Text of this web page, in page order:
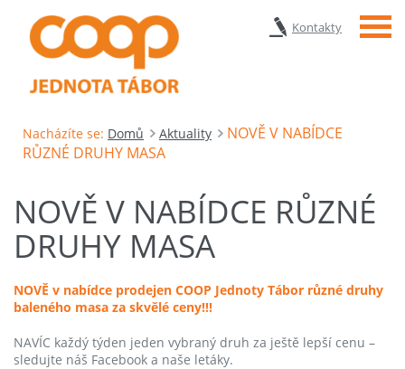
Kontakty Menu
Nacházíte se: Domů Aktuality
NOVĚ V NABÍDCE
RŮZNÉ DRUHY MASA
NOVĚ V NABÍDCE RŮZNÉ
DRUHY MASA
NOVĚ v nabídce prodejen COOP Jednoty Tábor různé druhy
baleného masa za skvělé ceny!!!
NAVÍC každý týden jeden vybraný druh za ještě lepší cenu –
sledujte náš Facebook a naše letáky.